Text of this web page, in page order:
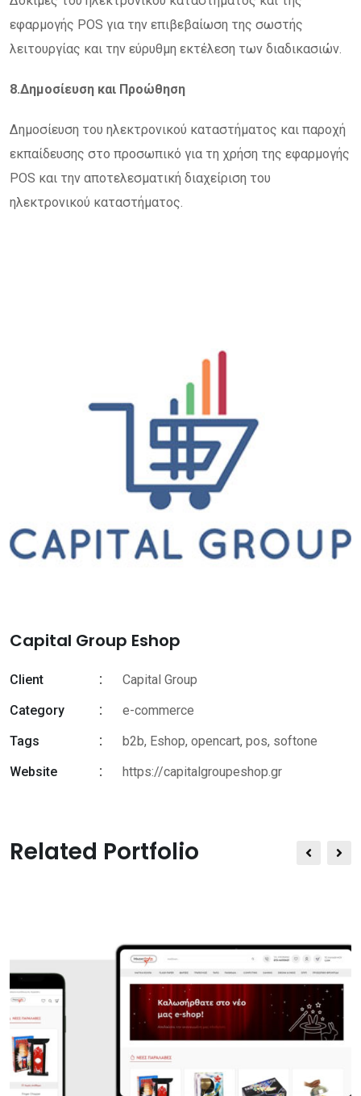
εφαρμογής POS για την επιβεβαίωση της σωστής
λειτουργίας και την εύρυθμη εκτέλεση των διαδικασιών.
8.Δημοσίευση και Προώθηση
Δημοσίευση του ηλεκτρονικού καταστήματος και παροχή
εκπαίδευσης στο προσωπικό για τη χρήση της εφαρμογής
POS και την αποτελεσματική διαχείριση του
ηλεκτρονικού καταστήματος.
Capital Group Eshop
Client
Capital Group
Category
e-commerce
Tags
b2b, Eshop, opencart, pos, softone
Website
https://capitalgroupeshop.gr
Related Portfolio